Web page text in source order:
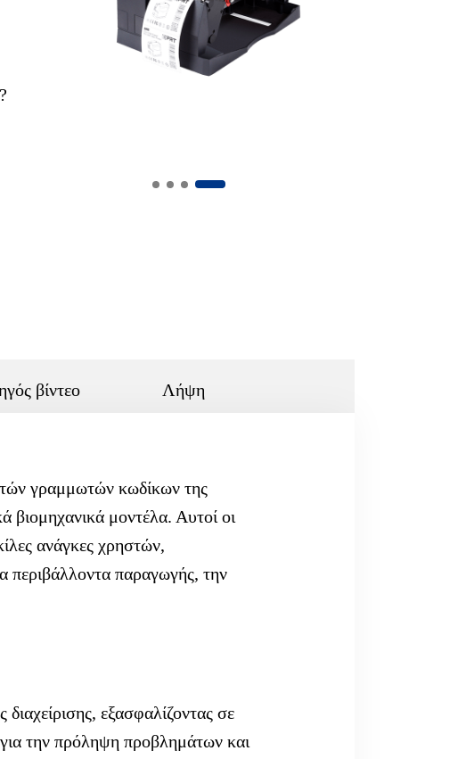
βίντεο Λήψη
γραμμωτών κωδίκων της
βιομηχανικά μοντέλα. Αυτοί οι
ανάγκες χρηστών,
περιβάλλοντα παραγωγής, την
εξασφαλίζοντας σε
την πρόληψη προβλημάτων και